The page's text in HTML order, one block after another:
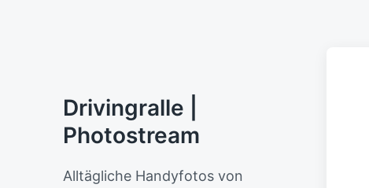
Drivingralle |
Photostream
Alltägliche Handyfotos von